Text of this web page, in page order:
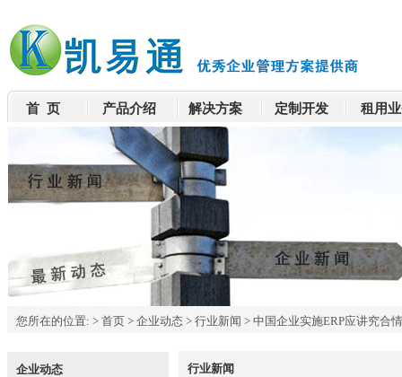
首 页 产品介绍 解决方案 定制开发 租用
您所在的位置: > 首页 > 企业动态 > 行业新闻 > 中国企业实施ERP应讲究合
企业动态 行业新闻